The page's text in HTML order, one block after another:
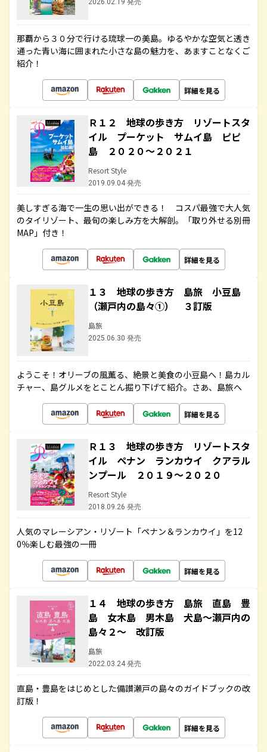
2026.02.19 発売
那覇から３０分で行ける琉球一の美島。ゆるやかな空気と透き
通った青い海に囲まれた小さな島の魅力を、あますことなくご
紹介！
詳細を見る
Ｒ１２ 地球の歩き方 リゾートスタ
イル プーケット サムイ島 ピピ
島 ２０２０～２０２１
Resort Style
2019.09.04 発売
美しすぎる海で一生の思い出ができる！ コスパ最強で大人気
のタイリゾート、最旬の楽しみ方を大解剖。「取り外せる別冊
MAP」付き！
詳細を見る
１３ 地球の歩き方 島旅 小豆島
（瀬戸内の島々①） ３訂版
島旅
2025.06.30 発売
ようこそ！オリーブの風薫る、絶景と美食の小豆島へ！島カル
チャー、島グルメをとことん掘り下げて紹介。さあ、島旅へ
詳細を見る
Ｒ１３ 地球の歩き方 リゾートスタ
イル ペナン ランカウイ クアラル
ンプール ２０１９～２０２０
Resort Style
2018.09.26 発売
人気のマレーシアン・リゾート「ペナン＆ランカウイ」を12
0％楽しむ最強の一冊
詳細を見る
１４ 地球の歩き方 島旅 直島 豊
島 女木島 男木島 犬島～瀬戸内の
島々２～ 改訂版
島旅
2022.03.24 発売
直島・豊島をはじめとした備讃瀬戸の島々のガイドブックの改
訂版！
詳細を見る